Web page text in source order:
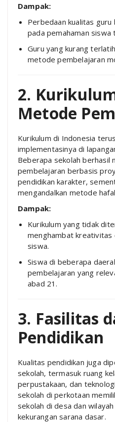
Dampak:
Perbedaan kualitas
pada pemahaman siswa
Guru yang kurang
metode pembelajaran
2.
Metode
Kurikulum di Indonesia
implementasinya di
Beberapa sekolah berhasil
pembelajaran berbasis
pendidikan karakter,
mengandalkan metode
Dampak:
Kurikulum yang tidak
menghambat kreativitas
siswa.
Siswa di beberapa
pembelajaran yang
abad 21.
3. Fasilitas
Pendidikan
Kualitas pendidikan juga
sekolah, termasuk ruang
perpustakaan, dan
sekolah di perkotaan
sekolah di desa dan
kekurangan sarana dasar.